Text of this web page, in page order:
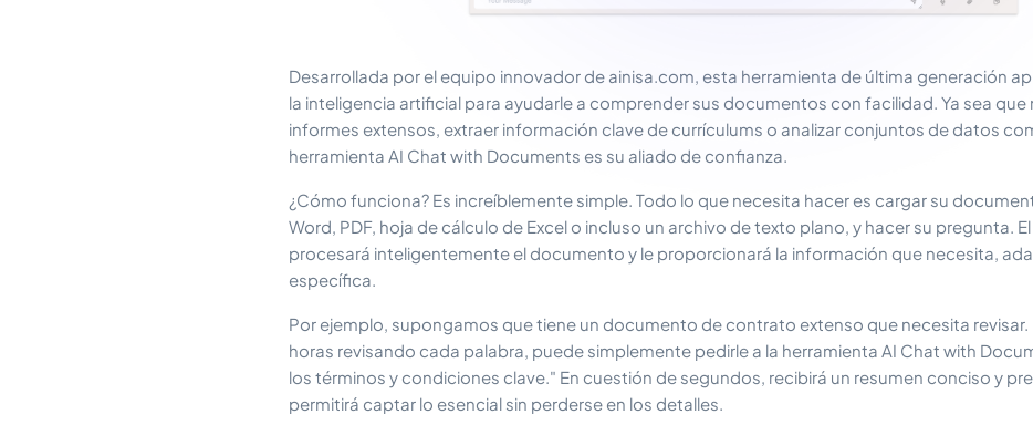
Desarrollada por el equipo innovador de ainisa.com, esta herramienta de última generación
la inteligencia artificial para ayudarle a comprender sus documentos con facilidad. Ya sea que
informes extensos, extraer información clave de currículums o analizar conjuntos de datos
herramienta AI Chat with Documents es su aliado de confianza.
¿Cómo funciona? Es increíblemente simple. Todo lo que necesita hacer es cargar su
Word, PDF, hoja de cálculo de Excel o incluso un archivo de texto plano, y hacer su pregunta.
procesará inteligentemente el documento y le proporcionará la información que necesita,
específica.
Por ejemplo, supongamos que tiene un documento de contrato extenso que necesita revisar.
horas revisando cada palabra, puede simplemente pedirle a la herramienta AI Chat with
los términos y condiciones clave." En cuestión de segundos, recibirá un resumen conciso y
permitirá captar lo esencial sin perderse en los detalles.